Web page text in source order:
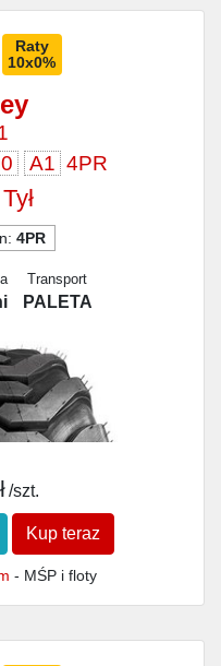
Raty
10x0%
A1 4PR
4PR
Transport
PALETA
/szt.
Kup teraz
- MŚP i floty